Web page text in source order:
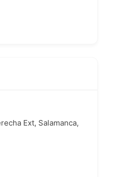
Ext, Salamanca,